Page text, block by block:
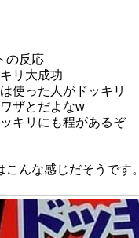
の反応
リ大成功
使った人がドッキリ
ザとだよなw
キリにも程があるぞ
こんな感じだそうです。